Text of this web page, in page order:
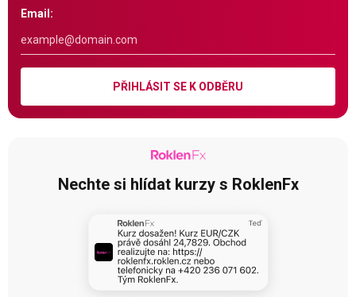
Email:
PŘIHLÁSIT SE K ODBĚRU
Nechte si hlídat kurzy s RoklenFx